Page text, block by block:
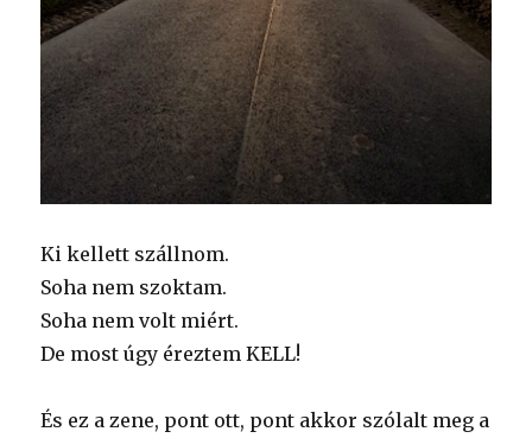
Ki kellett szállnom.
Soha nem szoktam.
Soha nem volt miért.
De most úgy éreztem KELL!
És ez a zene, pont ott, pont akkor szólalt meg a